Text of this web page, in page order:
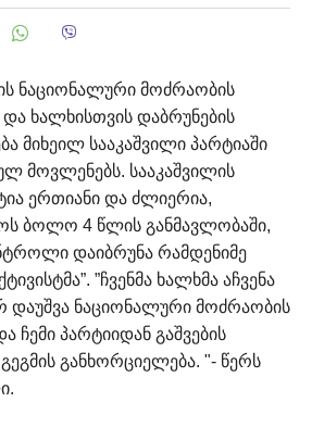
ნაციონალური მოძრაობის
ხალხისთვის დაბრუნების
მიხეილ სააკაშვილი პარტიაში
მოვლენებს. სააკაშვილის
ერთიანი და ძლიერია,
ბოლო 4 წლის განმავლობაში,
დაიბრუნა რამდენიმე
”ჩვენმა ხალხმა აჩვენა
დაუშვა ნაციონალური მოძრაობის
ჩემი პარტიიდან გაშვების
განხორციელება. "- წერს